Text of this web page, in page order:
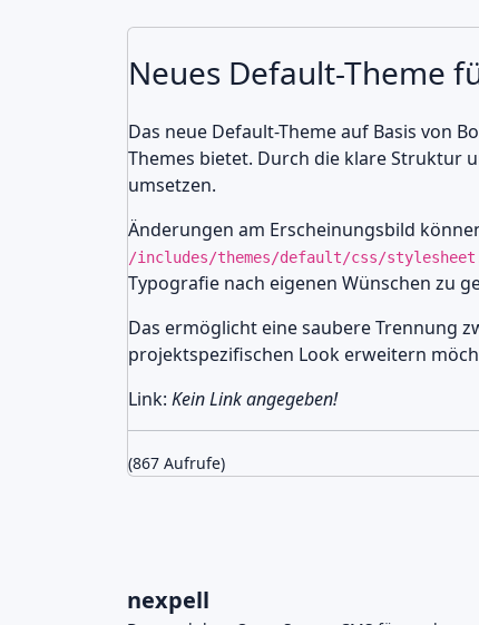
August
Neues Default-Theme
Das neue Default-Theme auf Basis von
Themes bietet. Durch die klare Struktur
umsetzen.
Änderungen am Erscheinungsbild
/includes/themes/default/css/
Typografie nach eigenen Wünschen zu
Das ermöglicht eine saubere Trennung
projektspezifischen Look erweitern
Link: Kein Link angegeben!
(867 Aufrufe)
nexpell